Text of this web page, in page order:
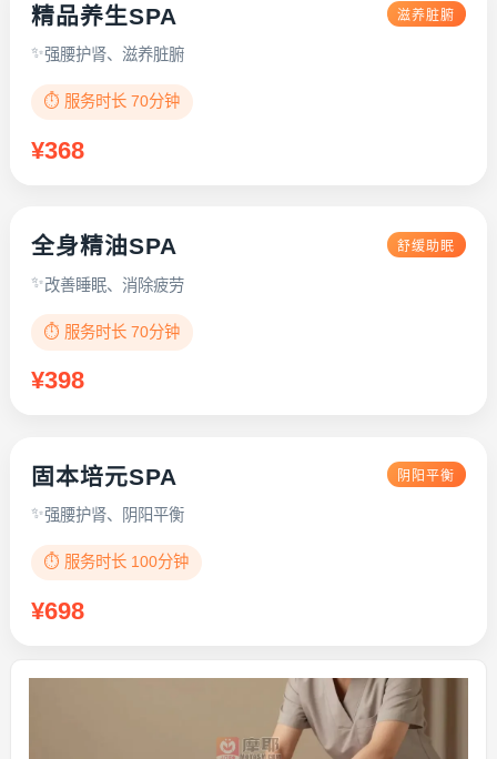
精品养生SPA 滋养脏腑
强腰护肾、滋养脏腑
⏱️ 服务时长 70分钟
¥368
全身精油SPA 舒缓助眠
改善睡眠、消除疲劳
⏱️ 服务时长 70分钟
¥398
固本培元SPA 阴阳平衡
强腰护肾、阴阳平衡
⏱️ 服务时长 100分钟
¥698